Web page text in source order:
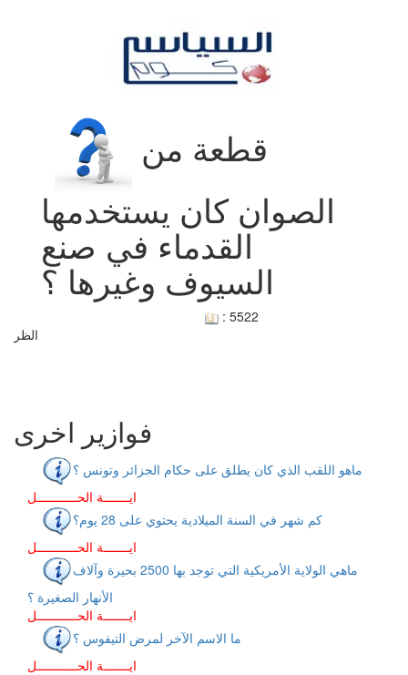
الصوان كان يستخدمها
القدماء في صنع
السيوف وغيرها ؟
: 5522
الظر
فوازير اخرى
ماهو اللقب الذي كان يطلق على حكام الجزائر وتونس ؟
ايـــــــة الحـــــــــــل
كم شهر في السنة الميلادية يحتوي على 28 يوم؟
ايـــــــة الحـــــــــــل
ماهي الولاية الأمريكية التي توجد بها 2500 بحيرة وآلاف
الأنهار الصغيرة ؟
ايـــــــة الحـــــــــــل
ما الاسم الآخر لمرض التيفوس ؟
ايـــــــة الحـــــــــــل